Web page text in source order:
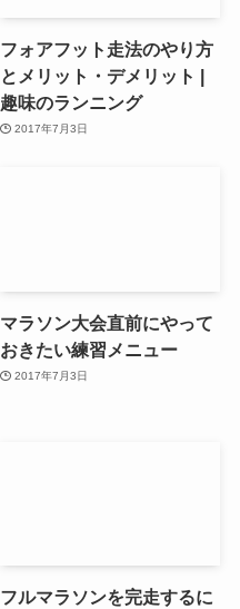
フォアフット走法のやり方
とメリット・デメリット |
趣味のランニング
2017年7月3日
マラソン大会直前にやって
おきたい練習メニュー
2017年7月3日
フルマラソンを完走するに